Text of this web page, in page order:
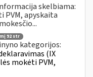
skelbiama:
PVM, apyskaita
92 str
kategorijos:
(IX
mokėti PVM,